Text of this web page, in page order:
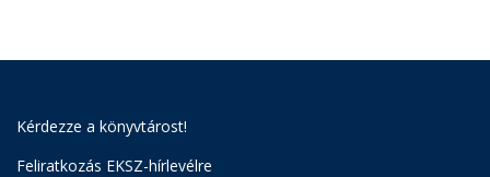
Kérdezze a könyvtárost!
Feliratkozás EKSZ-hírlevélre